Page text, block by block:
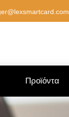
Προϊόντα